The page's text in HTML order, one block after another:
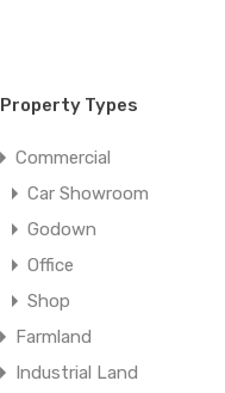
Email
Property Types
Commercial
Car Showroom
Godown
Office
Shop
Farmland
Industrial Land